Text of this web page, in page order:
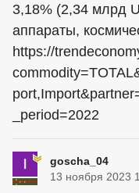
3,18% (2,34 млрд
аппараты,
https://
_period=2022
goscha_04
13 ноября 2023